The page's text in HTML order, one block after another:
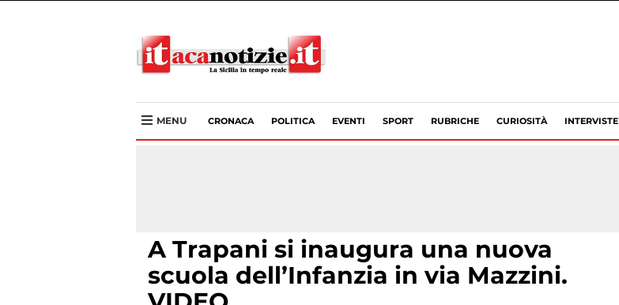
MENU CRONACA POLITICA EVENTI SPORT RUBRICHE CURIOSITÀ INTERVISTE
A Trapani si inaugura una nuova
scuola dell’Infanzia in via Mazzini.